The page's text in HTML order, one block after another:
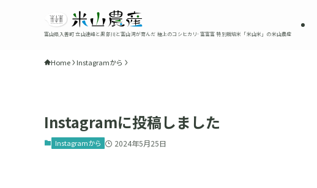
富山県入善町 立山連峰と黒部川と富山湾が育んだ 極上のコシヒカリ･富富富 特別栽培米「米山米」の米山農産
Home Instagramから
Instagramに投稿しました
Instagramから 2024年5月25日